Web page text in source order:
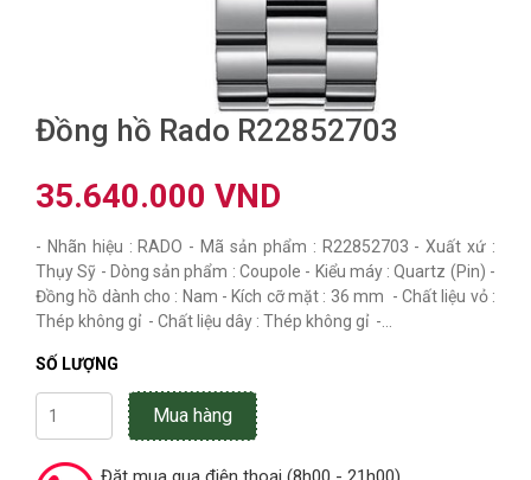
Đồng hồ Rado R22852703
35.640.000 VND
- Nhãn hiệu : RADO - Mã sản phẩm : R22852703 - Xuất xứ :
Thụy Sỹ - Dòng sản phẩm : Coupole - Kiểu máy : Quartz (Pin) -
Đồng hồ dành cho : Nam - Kích cỡ mặt : 36 mm - Chất liệu vỏ :
Thép không gỉ - Chất liệu dây : Thép không gỉ -...
SỐ LƯỢNG
Mua hàng